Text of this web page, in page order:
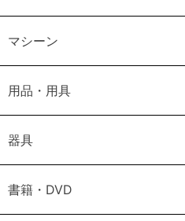
マシーン
用品・用具
器具
書籍・DVD